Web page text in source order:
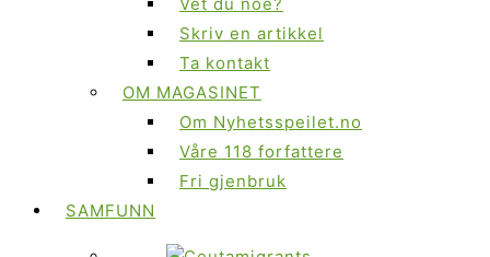
Skriv en artikkel
Ta kontakt
OM MAGASINET
Om Nyhetsspeilet.no
Våre 118 forfattere
Fri gjenbruk
SAMFUNN